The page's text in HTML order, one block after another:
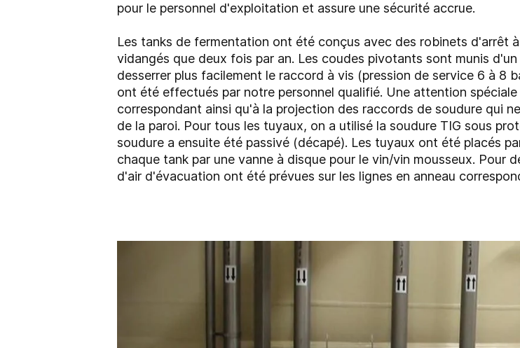
pour le personnel d'exploitation et assure une sécurité accrue.
Les tanks de fermentation ont été conçus avec des robinets d'arrêt
vidangés que deux fois par an. Les coudes pivotants sont munis
desserrer plus facilement le raccord à vis (pression de service 6 à 8
ont été effectués par notre personnel qualifié. Une attention
correspondant ainsi qu'à la projection des raccords de soudure qui
de la paroi. Pour tous les tuyaux, on a utilisé la soudure TIG sous
soudure a ensuite été passivé (décapé). Les tuyaux ont été placés
chaque tank par une vanne à disque pour le vin/vin mousseux. Pour
d'air d'évacuation ont été prévues sur les lignes en anneau